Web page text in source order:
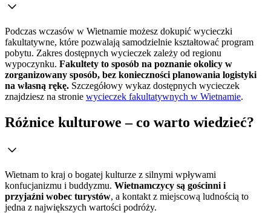
Podczas wczasów w Wietnamie możesz dokupić wycieczki
fakultatywne, które pozwalają samodzielnie kształtować program
pobytu. Zakres dostępnych wycieczek zależy od regionu
wypoczynku. Fakultety to sposób na poznanie okolicy w
zorganizowany sposób, bez konieczności planowania logistyki
na własną rękę. Szczegółowy wykaz dostępnych wycieczek
znajdziesz na stronie wycieczek fakultatywnych w Wietnamie.
Różnice kulturowe – co warto wiedzieć?
Wietnam to kraj o bogatej kulturze z silnymi wpływami
konfucjanizmu i buddyzmu. Wietnamczycy są gościnni i
przyjaźni wobec turystów, a kontakt z miejscową ludnością to
jedna z największych wartości podróży.